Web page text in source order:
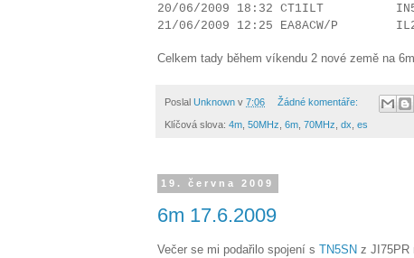
20/06/2009 18:32 CT1ILT
21/06/2009 12:25 EA8ACW/P
Celkem tady během víkendu 2 nové země na
Poslal Unknown v 7:06 Žádné komentáře:
Klíčová slova: 4m 50MHz 6m 70MHz dx es
19. června 2009
6m 17.6.2009
Večer se mi podařilo spojení s TN5SN z JI75PR